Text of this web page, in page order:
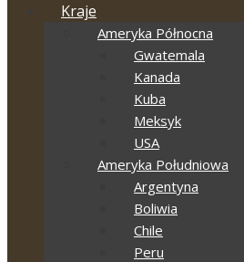
Kraje
Ameryka Północna
Gwatemala
Kanada
Kuba
Meksyk
USA
Ameryka Południowa
Argentyna
Boliwia
Chile
Peru